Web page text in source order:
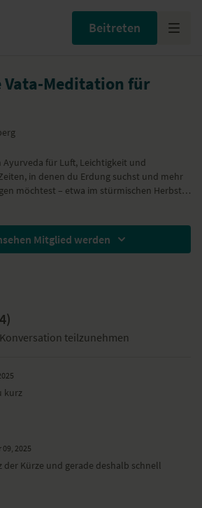
Beitreten
Vata-Meditation für
Ayurveda für Luft, Leichtigkeit und
in denen du Erdung suchst und mehr
möchtest – etwa im stürmischen Herbst
Scharfenberg diese kurze Meditation
Mitglied werden
)
teilzunehmen
kurz
2025
Kürze und gerade deshalb schnell